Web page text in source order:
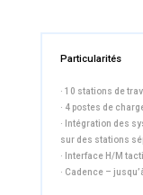
Particularités
· 10 stations de
· 4 postes de
· Intégration des
sur des stations
· Interface H/M
· Cadence –